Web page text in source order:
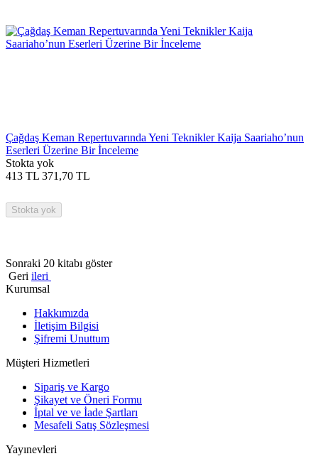
Çağdaş Keman Repertuvarında Yeni Teknikler Kaija Saariaho’nun
Eserleri Üzerine Bir İnceleme
Stokta yok
413 TL 371,70 TL
Stokta yok
Sonraki 20 kitabı göster
Geri ileri
Kurumsal
Hakkımızda
İletişim Bilgisi
Şifremi Unuttum
Müşteri Hizmetleri
Sipariş ve Kargo
Şikayet ve Öneri Formu
İptal ve ve İade Şartları
Mesafeli Satış Sözleşmesi
Yayınevleri